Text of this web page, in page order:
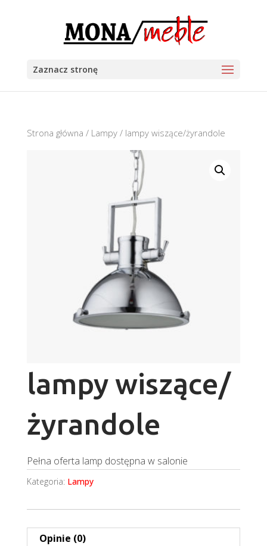
Zaznacz stronę
Strona główna / Lampy/ lampy wiszące/żyrandole
lampy wiszące/
żyrandole
Pełna oferta lamp dostępna w salonie
Kategoria: Lampy
Opinie (0)